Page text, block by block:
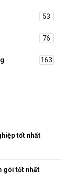
53
76
163
tốt nhất
gói tốt nhất